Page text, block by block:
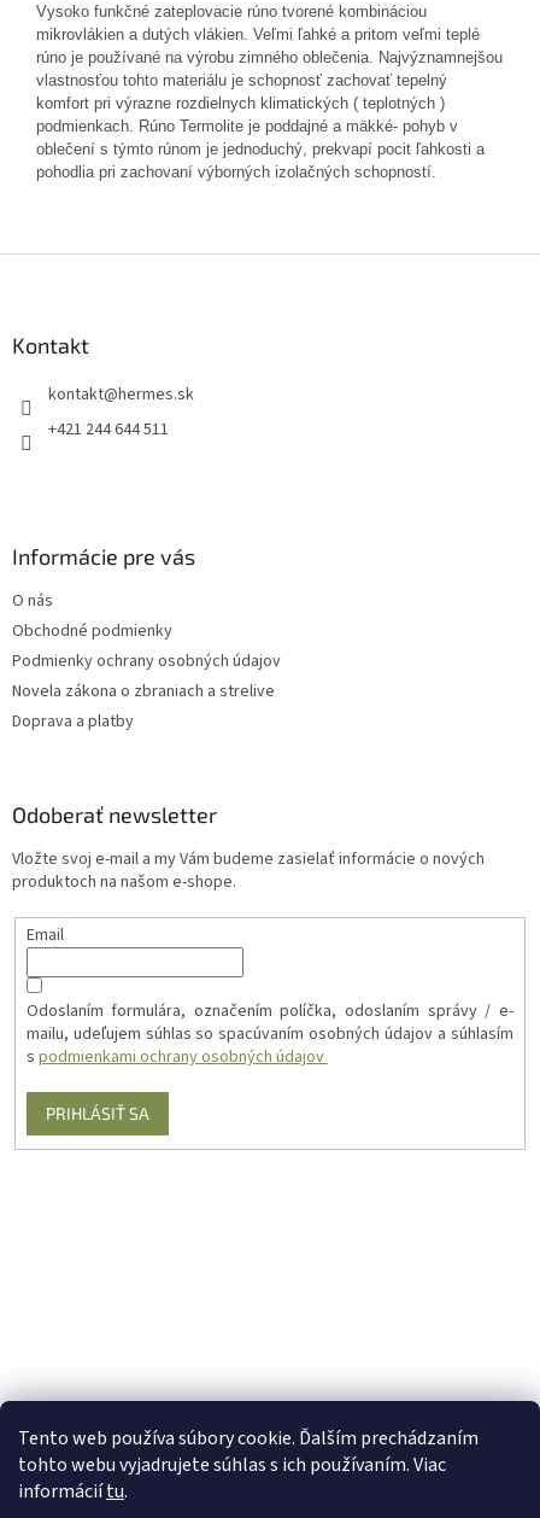
Tento web používa súbory cookie. Ďalším prechádzaním
tohto webu vyjadrujete súhlas s ich používaním. Viac
informáciítu.
Vysoko funkčné zateplovacie rúno tvorené kombináciou
mikrovlákien a dutých vlákien. Veľmi ľahké a pritom veľmi teplé
rúno je používané na výrobu zimného oblečenia. Najvýznamnejšou
vlastnosťou tohto materiálu je schopnosť zachovať tepelný
komfort pri výrazne rozdielnych klimatických ( teplotných )
podmienkach. Rúno Termolite je poddajné a mäkké- pohyb v
oblečení s týmto rúnom je jednoduchý, prekvapí pocit ľahkosti a
pohodlia pri zachovaní výborných izolačných schopností.
Kontakt
kontakt@hermes.sk
+421 244 644 511
Informácie pre vás
O nás
Obchodné podmienky
Podmienky ochrany osobných údajov
Novela zákona o zbraniach a strelive
Doprava a platby
Odoberať newsletter
Vložte svoj e-mail a my Vám budeme zasielať informácie o nových
produktoch na našom e-shope.
Email
Odoslaním formulára, označením políčka, odoslaním správy / e-
mailu, udeľujem súhlas so spacúvaním osobných údajov a súhlasím
s podmienkami ochrany osobných údajov
PRIHLÁSIŤ SA